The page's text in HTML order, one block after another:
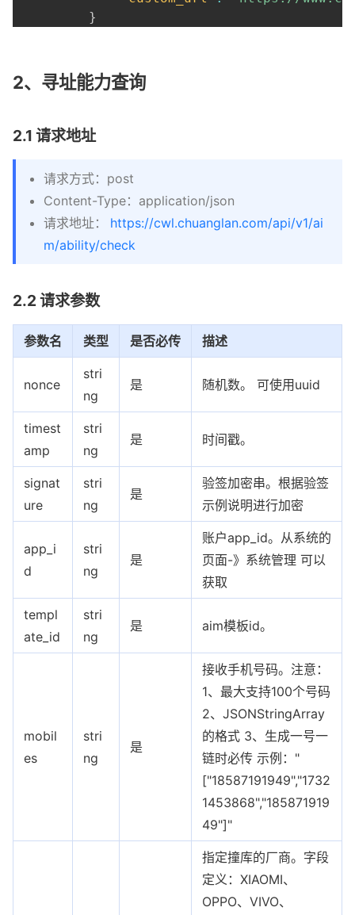
}
"batch_no":
}
2、寻址能力查询
2.1 请求地址
请求方式：post
Content-Type：application/json
请求地址：
https://cwl.chuanglan.com/api/v1/ai
m/ability/check
2.2 请求参数
参数名 类型 是否必传 描述
nonce
stri
ng
是 随机数。 可使用uuid
timest
amp
stri
ng
是 时间戳。
signat
ure
stri
ng
是
验签加密串。根据验签
示例说明进行加密
app_i
d
stri
ng
是
账户app_id。从系统的
页面-》系统管理 可以
获取
templ
ate_id
stri
ng
是 aim模板id。
mobil
es
stri
ng
是
接收手机号码。注意：
1、最大支持100个号码
2、JSONStringArray
的格式 3、生成一号一
链时必传 示例："
["18587191949","1732
1453868","185871919
49"]"
指定撞库的厂商。字段
定义：XIAOMI、
OPPO、VIVO、